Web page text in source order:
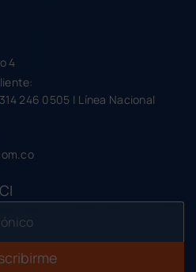
4
246 0505 | Línea Nacional